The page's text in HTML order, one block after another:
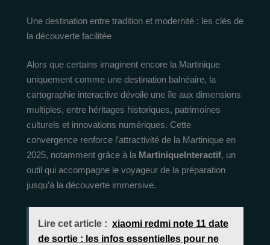
Une destination entre tradition et modernité : les clés de
la découverte facilitée
Alors que certains imaginent encore la Martinique
uniquement comme une destination balnéaire, la
cartographie interactive dévoile une île aux dimensions
multiples, entre héritages historiques, patrimoines
culturels et innovations numériques. Cette
convergence renforce l’attractivité de la Martinique en
2025, notamment grâce à la MartiniqueInteractif, un
outil qui accompagne le voyageur de la préparation
jusqu’à la découverte immersive.
Lire cet article : xiaomi redmi note 11 date
de sortie : les infos essentielles pour ne